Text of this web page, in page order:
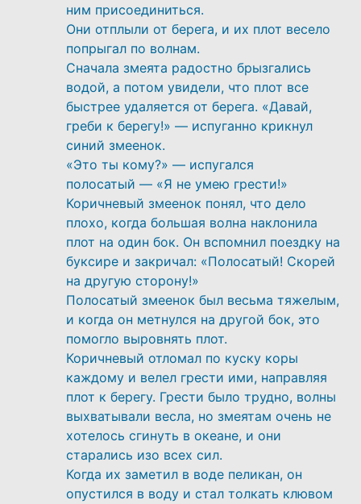
ним присоединиться.
Они отплыли от берега, и их плот весело
попрыгал по волнам.
Сначала змеята радостно брызгались
водой, а потом увидели, что плот все
быстрее удаляется от берега. «Давай,
греби к берегу!» — испуганно крикнул
синий змеенок.
«Это ты кому?» — испугался
полосатый — «Я не умею грести!»
Коричневый змеенок понял, что дело
плохо, когда большая волна наклонила
плот на один бок. Он вспомнил поездку на
буксире и закричал: «Полосатый! Скорей
на другую сторону!»
Полосатый змеенок был весьма тяжелым,
и когда он метнулся на другой бок, это
помогло выровнять плот.
Коричневый отломал по куску коры
каждому и велел грести ими, направляя
плот к берегу. Грести было трудно, волны
выхватывали весла, но змеятам очень не
хотелось сгинуть в океане, и они
старались изо всех сил.
Когда их заметил в воде пеликан, он
опустился в воду и стал толкать клювом